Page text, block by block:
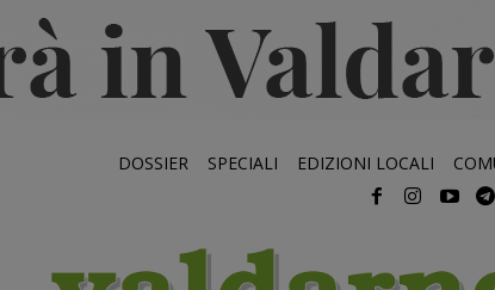
DOSSIER SPECIALI EDIZIONI LOCALI